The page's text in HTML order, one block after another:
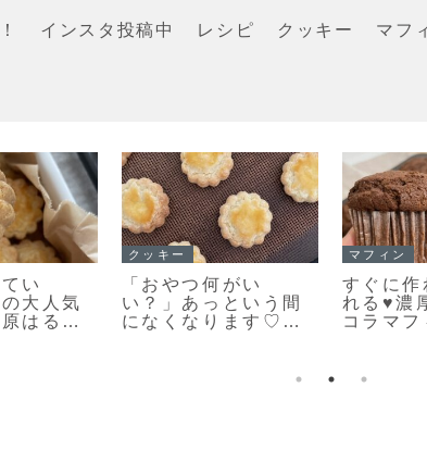
インスタ投稿中 レシピ クッキー マフ
なる美
はるみ
キー作
イチ押し！！
「基本のスコーン」
こんがりキレイな焼
き色のカリッとふん
スコーン
「スコ
んだ♪」
わりとっ